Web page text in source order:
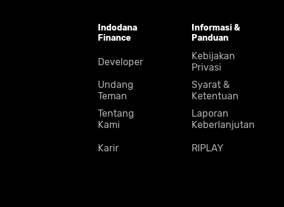
Indodana
Finance
Developer
Undang
Teman
Tentang
Kami
Karir
Informasi &
Panduan
Kebijakan
Privasi
Syarat &
Ketentuan
Laporan
Keberlanjutan
RIPLAY